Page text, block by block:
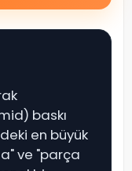
baskı
en büyük
ve "parça